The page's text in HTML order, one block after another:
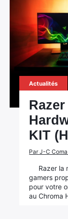
Actualités
KIT
Par J-C
Razer la
gamers
pour votre
au Chroma